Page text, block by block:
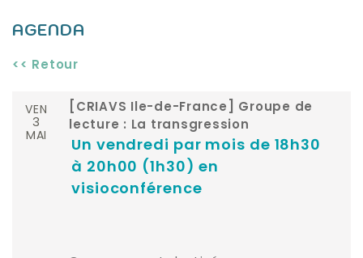
AGENDA
<< Retour
VEN
3
MAI
[CRIAVS Ile-de-France] Groupe de
lecture : La transgression
Un vendredi par mois de 18h30
à 20h00 (1h30) en
visioconférence